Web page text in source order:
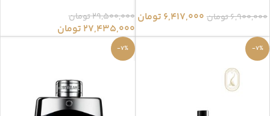
6,900,000تومان 6,417,000 تومان 29,500,000تومان
27,435,000 تومان
-7%
-7%